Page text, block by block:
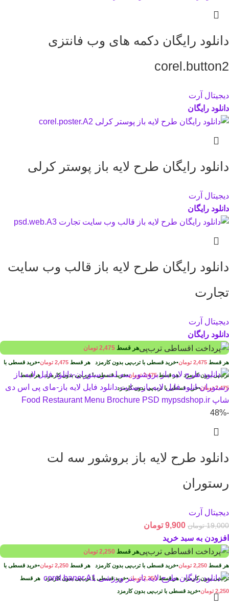
دانلود رایگان دکمه های وب فانتزی
corel.button2
دیجیتال آرت
دانلود رایگان
دانلود رایگان طرح لایه باز پوستر کرلی
دیجیتال آرت
دانلود رایگان
دانلود رایگان طرح لایه باز قالب وب سایت
تجارت
دیجیتال آرت
دانلود رایگان
هر قسط 2,475 تومان
هر قسط 2,475 تومان•خرید قسطی با ترب‌پی بدون کارمزد هر قسط 2,475 تومان•خرید قسطی با
ترب‌پی بدون کارمزدهر قسط2,475 تومان•خرید قسطی با ترب‌پی بدون کارمزد هر قسط
2,475 تومان•خرید قسطی با ترب‌پی بدون کارمزد
-48%
دانلود طرح لايه باز بروشور سه لت
رستوران
دیجیتال آرت
19,000 تومان 9,900 تومان
افزودن به سبد خرید
هر قسط 2,250 تومان
هر قسط 2,250 تومان•خرید قسطی با ترب‌پی بدون کارمزد هر قسط 2,250 تومان•خرید قسطی با
ترب‌پی بدون کارمزدهر قسط2,250 تومان•خرید قسطی با ترب‌پی بدون کارمزد هر قسط
2,250 تومان•خرید قسطی با ترب‌پی بدون کارمزد